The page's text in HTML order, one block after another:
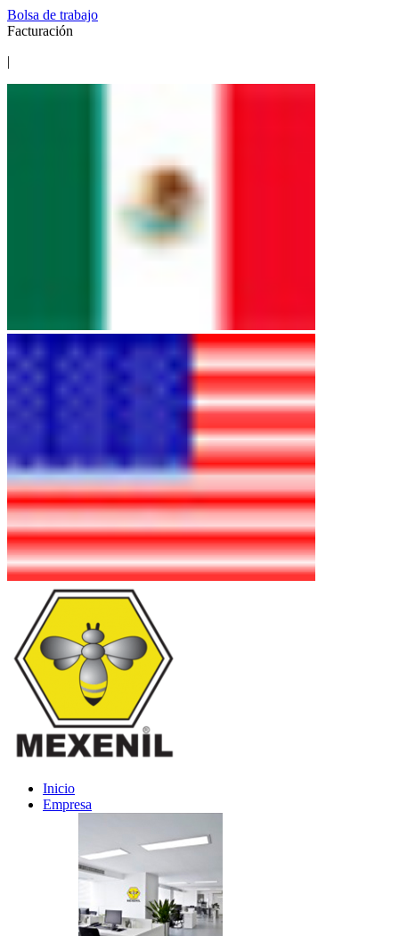
Bolsa de trabajo
Facturación
|
Inicio
Empresa